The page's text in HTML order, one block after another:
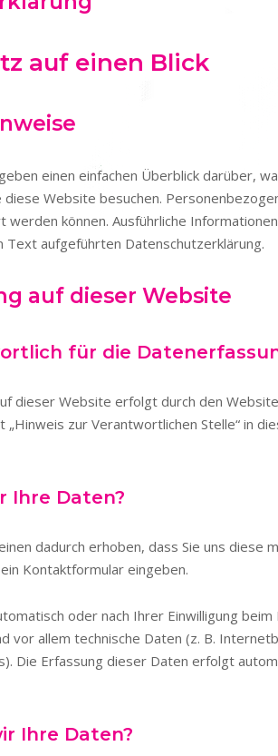
auf einen Blick
einen einfachen Überblick darüber,
Website besuchen.
werden können. Ausführliche
Text aufgeführten Datenschutzerklärung.
auf dieser Website
für die
dieser Website erfolgt durch den
„Hinweis zur Verantwortlichen Stelle“ in
Ihre Daten?
dadurch erhoben, dass Sie uns diese
Kontaktformular eingeben.
oder nach Ihrer Einwilligung
vor allem technische Daten (z. B.
Die Erfassung dieser Daten erfolgt
Ihre Daten?